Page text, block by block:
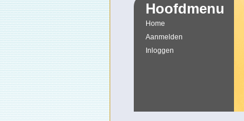
Hoofdmenu
Home
Aanmelden
Inloggen